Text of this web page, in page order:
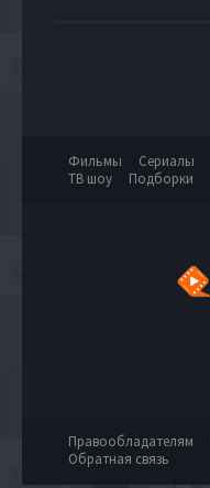
Фильмы Сериалы
ТВ шоу
Подборки
Правообладателям
Обратная связь